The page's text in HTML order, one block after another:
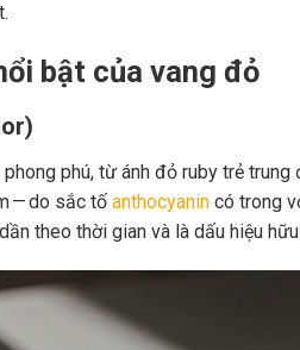
bật của vang đỏ
phú, từ ánh đỏ ruby trẻ
— do sắc tố anthocyanincó trong
theo thời gian và là dấu hiệu